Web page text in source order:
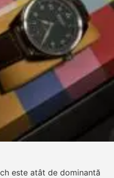
este atât de dominantă